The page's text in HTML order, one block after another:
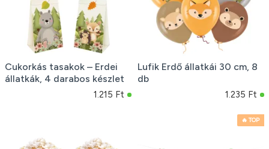
Cukorkás tasakok – Erdei
állatkák, 4 darabos készlet
1.215 Ft
Lufik Erdő állatkái 30 cm, 8
db
1.235 Ft
🔥 TOP